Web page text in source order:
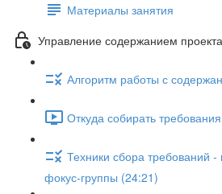
Материалы занятия
Управление содержанием проекта
Алгоритм работы с
Откуда собирать
Техники сбора требований
фокус-группы (24:21)